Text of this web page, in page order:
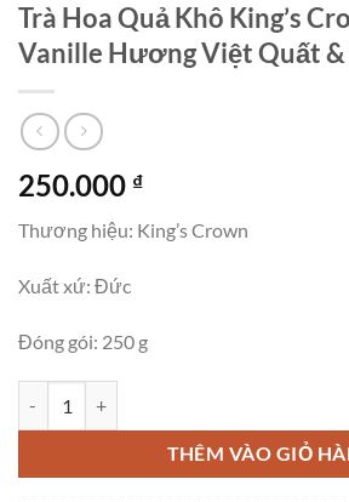
Trà Hoa Quả Khô King’s
Vanille Hương Việt Quất &
250.000 ₫
Thương hiệu: King’s Crown
Xuất xứ: Đức
Đóng gói: 250 g
THÊM VÀO GIỎ